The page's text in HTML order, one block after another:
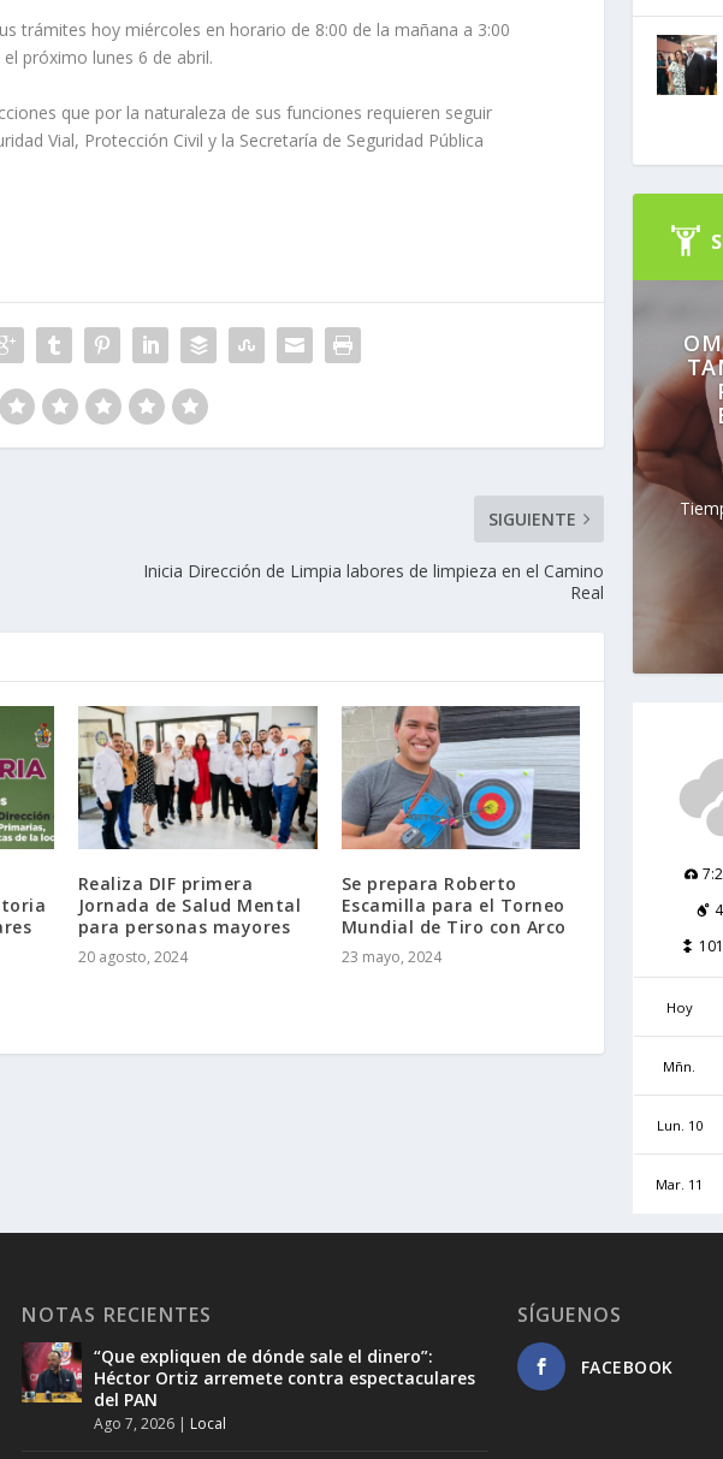
trámites hoy miércoles en horario de 8:00 de la mañana a 3:00
próximo lunes 6 de abril.
que por la naturaleza de sus funciones requieren seguir
Vial, Protección Civil y la Secretaría de Seguridad Pública
SIGUIENTE
Inicia Dirección de Limpia labores de limpieza en el Camino
Real
Realiza DIF primera
Jornada de Salud Mental
para personas mayores
20 agosto, 2024
Se prepara Roberto
Escamilla para el Torneo
Mundial de Tiro con Arco
23 mayo, 2024
Hoy
Mñn.
Lun. 10
Mar. 11
NOTAS RECIENTES
“Que expliquen de dónde sale el dinero”:
Héctor Ortiz arremete contra espectaculares
del PAN
Ago 7, 2026 | Local
SÍGUENOS
FACEBOOK